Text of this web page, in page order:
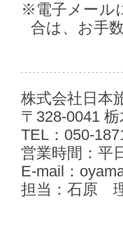
※電子メール
合は、お手
株式会社日本
〒328-0041
TEL：050-
営業時間：平
E-mail：
担当：石原